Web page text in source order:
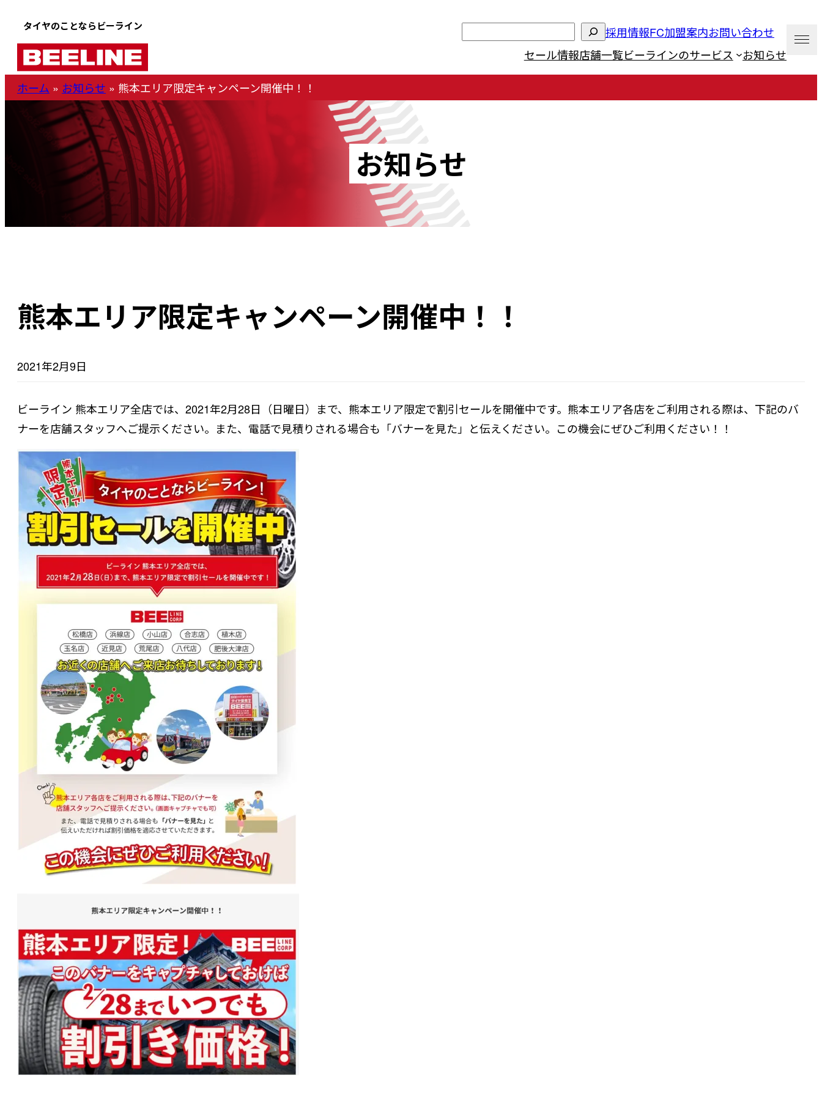
ス
タイヤのことならビーライン 採用情報FC加盟案内お問い合わせ
セール情報店舗一覧ビーラインのサービス お知らせ
ホーム » お知らせ » 熊本エリア限定キャンペーン開催中！！
お知らせ
熊本エリア限定キャンペーン開催中！！
2021年2月9日
ビーライン 熊本エリア全店では、2021年2月28日（日曜日）まで、熊本エリア限定で割引セールを開催中です。熊本エリア各店をご利用される際は、下記のバ
ナーを店舗スタッフへご提示ください。また、電話で見積りされる場合も「バナーを見た」と伝えください。この機会にぜひご利用ください！！